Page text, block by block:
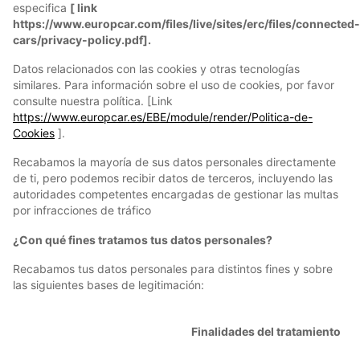
especifica [ link
https://www.europcar.com/files/live/sites/erc/files/connected-
cars/privacy-policy.pdf].
Datos relacionados con las cookies y otras tecnologías
similares. Para información sobre el uso de cookies, por favor
consulte nuestra política. [Link
https://www.europcar.es/EBE/module/render/Politica-de-
Cookies ].
Recabamos la mayoría de sus datos personales directamente
de ti, pero podemos recibir datos de terceros, incluyendo las
autoridades competentes encargadas de gestionar las multas
por infracciones de tráfico
¿Con qué fines tratamos tus datos personales?
Recabamos tus datos personales para distintos fines y sobre
las siguientes bases de legitimación:
Finalidades del tratamiento